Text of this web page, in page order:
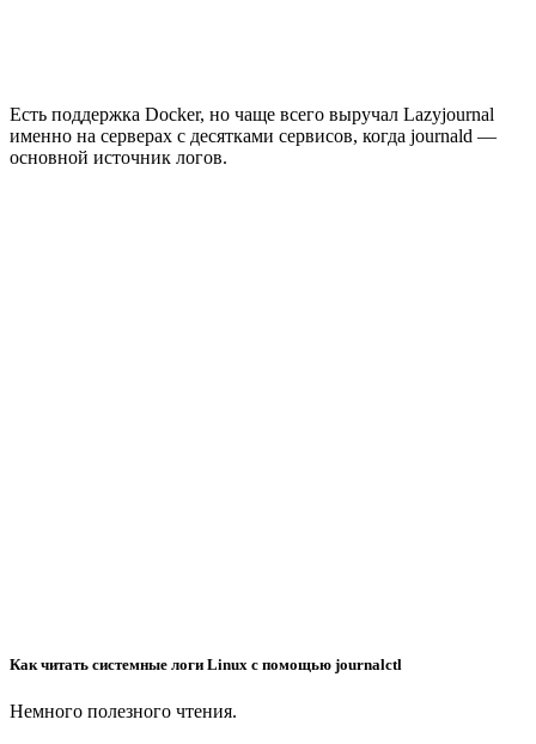
Есть поддержка Docker, но чаще всего выручал Lazyjournal
именно на серверах с десятками сервисов, когда journald —
основной источник логов.
Как читать системные логи Linux с помощью journalctl
Немного полезного чтения.